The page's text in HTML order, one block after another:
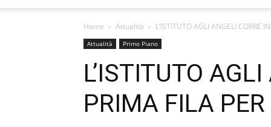
Home Attualità L’ISTITUTO AGLI ANGELI CORRE
Attualità Primo Piano
L’ISTITUTO
PRIMA FILA